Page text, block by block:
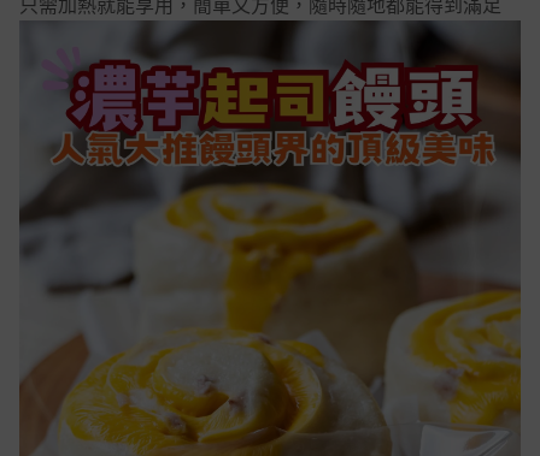
只需加熱就能享用，簡單又方便，隨時隨地都能得到滿足